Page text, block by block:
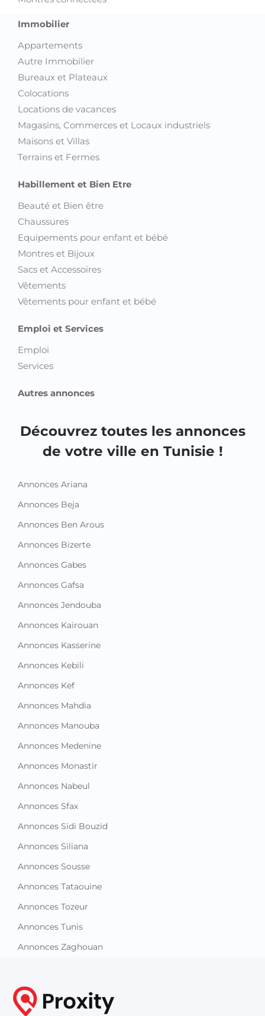
Immobilier
Appartements
Autre Immobilier
Bureaux et Plateaux
Colocations
Locations de vacances
Magasins, Commerces et Locaux industriels
Maisons et Villas
Terrains et Fermes
Habillement et Bien Etre
Beauté et Bien être
Chaussures
Equipements pour enfant et bébé
Montres et Bijoux
Sacs et Accessoires
Vêtements
Vêtements pour enfant et bébé
Emploi et Services
Emploi
Services
Autres annonces
Découvrez toutes les annonces
de votre ville en Tunisie !
Annonces Ariana
Annonces Beja
Annonces Ben Arous
Annonces Bizerte
Annonces Gabes
Annonces Gafsa
Annonces Jendouba
Annonces Kairouan
Annonces Kasserine
Annonces Kebili
Annonces Kef
Annonces Mahdia
Annonces Manouba
Annonces Medenine
Annonces Monastir
Annonces Nabeul
Annonces Sfax
Annonces Sidi Bouzid
Annonces Siliana
Annonces Sousse
Annonces Tataouine
Annonces Tozeur
Annonces Tunis
Annonces Zaghouan